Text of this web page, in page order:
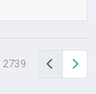
2739 Назад